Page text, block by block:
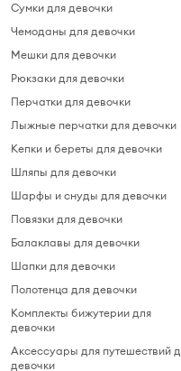
Сумки для девочки
Чемоданы для девочки
Мешки для девочки
Рюкзаки для девочки
Перчатки для девочки
Лыжные перчатки для девочки
Кепки и береты для девочки
Шляпы для девочки
Шарфы и снуды для девочки
Повязки для девочки
Балаклавы для девочки
Шапки для девочки
Полотенца для девочки
Комплекты бижутерии для
девочки
Аксессуары для путешествий
девочки